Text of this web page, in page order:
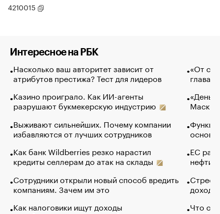
4210015
Интересное на РБК
Насколько ваш авторитет зависит от
атрибутов престижа? Тест для лидеров
Казино проиграло. Как ИИ-агенты
разрушают букмекерскую индустрию
Выживают сильнейших. Почему компании
избавляются от лучших сотрудников
Как банк Wildberries резко нарастил
кредиты селлерам до атак на склады
Сотрудники открыли новый способ вредить
компаниям. Зачем им это
Как налоговики ищут доходы
«От
глава
Маск в
основ
ЕС
нефти
Что